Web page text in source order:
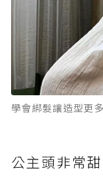
學會綁髮讓造型更
公主頭非常